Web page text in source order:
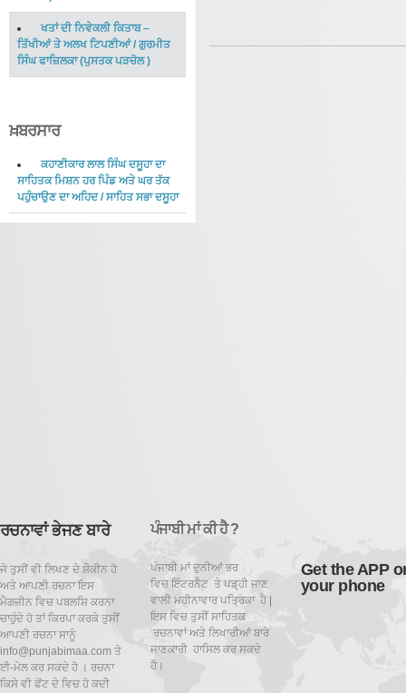
ਖਤਾਂ ਦੀ ਨਿਵੇਕਲੀ ਕਿਤਾਬ –
ਤਿੱਖੀਆਂ ਤੇ ਅਲਖ ਟਿਪਣੀਆਂ/ ਗੁਰਮੀਤ
ਸਿੰਘ ਫਾਜ਼ਿਲਕਾ(ਪੁਸਤਕ ਪੜਚੋਲ)
ਖ਼ਬਰਸਾਰ
ਕਹਾਣੀਕਾਰ ਲਾਲ ਸਿੰਘ ਦਸੂਹਾ ਦਾ
ਸਾਹਿਤਕ ਮਿਸ਼ਨ ਹਰ ਪਿੰਡ ਅਤੇ ਘਰ ਤੱਕ
ਪਹੁੰਚਾਉਣ ਦਾ ਅਹਿਦ/ਸਾਹਿਤ ਸਭਾ ਦਸੂਹਾ
ਰਚਨਾਵਾਂ ਭੇਜਣ ਬਾਰੇ
ਜੇ ਤੁਸੀਂ ਵੀ ਲਿਖਣ ਦੇ ਸ਼ੌਕੀਨ ਹੋ
ਅਤੇ ਆਪਣੀ ਰਚਨਾ ਇਸ
ਮੈਗਜ਼ੀਨ ਵਿਚ ਪਬਲਸ਼ਿ ਕਰਨਾ
ਚਾਹੁੰਦੇ ਹੋ ਤਾਂ ਕਿਰਪਾ ਕਰਕੇ ਤੁਸੀਂ
ਆਪਣੀ ਰਚਨਾ ਸਾਨੂੰ
info@punjabimaa.com ਤੇ
ਈ-ਮੇਲ ਕਰ ਸਕਦੇ ਹੋ । ਰਚਨਾ
ਕਿਸੇ ਵੀ ਫੋਂਟ ਦੇ ਵਿਚ ਹੋ ਕਦੀ
ਪੰਜਾਬੀ ਮਾਂ ਕੀ ਹੈ ?
ਪੰਜਾਬੀ ਮਾਂ ਦੁਨੀਆਂ ਭਰ
ਵਿਚ ਇੰਟਰਨੈਟ ਤੇ ਪਡ਼੍ਹੀ ਜਾਣ
ਵਾਲੀ ਮਹੀਨਾਵਾਰ ਪਤ੍ਰਿਕਾ ਹੈ |
ਇਸ ਵਿਚ ਤੁਸੀਂ ਸਾਹਿਤਕ
ਰਚਨਾਵਾਂ ਅਤੇ ਲਿਖਾਰੀਆਂ ਬਾਰੇ
ਜਾਣਕਾਰੀ ਹਾਸਿਲ ਕਰ ਸਕਦੇ
ਹੋ।
Get the APP
your phone